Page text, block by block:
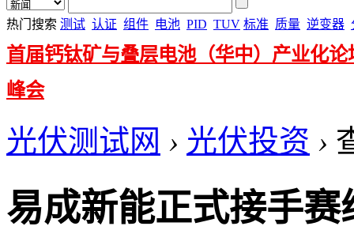
热门搜索 测试 认证 组件 电池 PID TUV 标准 质量 逆变器
首届钙钛矿与叠层电池（华中）产业化论
峰会
光伏测试网 › 光伏投资 ›
易成新能正式接手